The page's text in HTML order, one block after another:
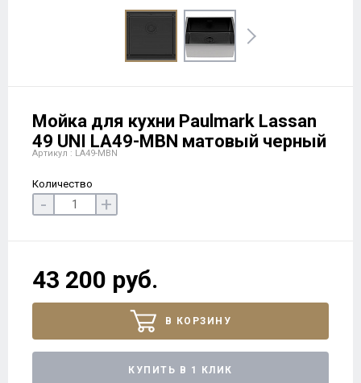
Мойка для кухни Paulmark Lassan
49 UNI LA49-MBN матовый черный
Артикул : LA49-MBN
Количество
- +
43 200 руб.
В КОРЗИНУ
КУПИТЬ В 1 КЛИК